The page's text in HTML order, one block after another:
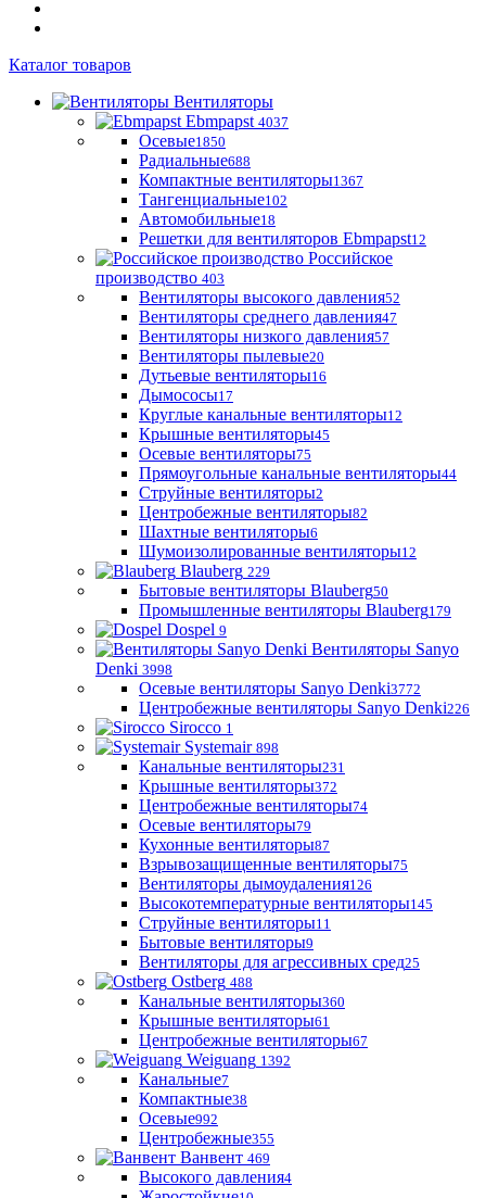
Каталог товаров
Вентиляторы
Ebmpapst 4037
Осевые1850
Радиальные688
Компактные вентиляторы1367
Тангенциальные102
Автомобильные18
Решетки для вентиляторов Ebmpapst12
Российское
производство 403
Вентиляторы высокого давления52
Вентиляторы среднего давления47
Вентиляторы низкого давления57
Вентиляторы пылевые20
Дутьевые вентиляторы16
Дымососы17
Круглые канальные вентиляторы12
Крышные вентиляторы45
Осевые вентиляторы75
Прямоугольные канальные вентиляторы44
Струйные вентиляторы2
Центробежные вентиляторы82
Шахтные вентиляторы6
Шумоизолированные вентиляторы12
Blauberg 229
Бытовые вентиляторы Blauberg50
Промышленные вентиляторы Blauberg179
Dospel 9
Вентиляторы Sanyo
Denki 3998
Осевые вентиляторы Sanyo Denki3772
Центробежные вентиляторы Sanyo Denki226
Sirocco 1
Systemair 898
Канальные вентиляторы231
Крышные вентиляторы372
Центробежные вентиляторы74
Осевые вентиляторы79
Кухонные вентиляторы87
Взрывозащищенные вентиляторы75
Вентиляторы дымоудаления126
Высокотемпературные вентиляторы145
Струйные вентиляторы11
Бытовые вентиляторы9
Вентиляторы для агрессивных сред25
Ostberg 488
Канальные вентиляторы360
Крышные вентиляторы61
Центробежные вентиляторы67
Weiguang 1392
Канальные7
Компактные38
Осевые992
Центробежные355
Ванвент 469
Высокого давления4